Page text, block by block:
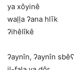
ya xôyinê
waḷḷa ʔana hlīk
ʔihêlîkê
ʔaynîn, ʔaynîn sbêʕ